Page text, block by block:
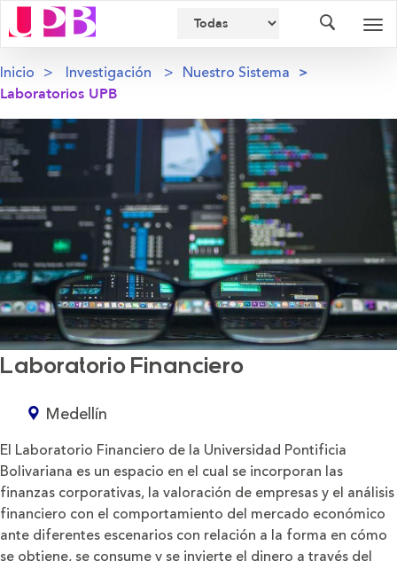
Inicio Investigación Nuestro Sistema
Laboratorios UPB
Laboratorio Financiero
Medellín
El Laboratorio Financiero de la Universidad Pontificia
Bolivariana es un espacio en el cual se incorporan las
finanzas corporativas, la valoración de empresas y el análisis
financiero con el comportamiento del mercado económico
ante diferentes escenarios con relación a la forma en cómo